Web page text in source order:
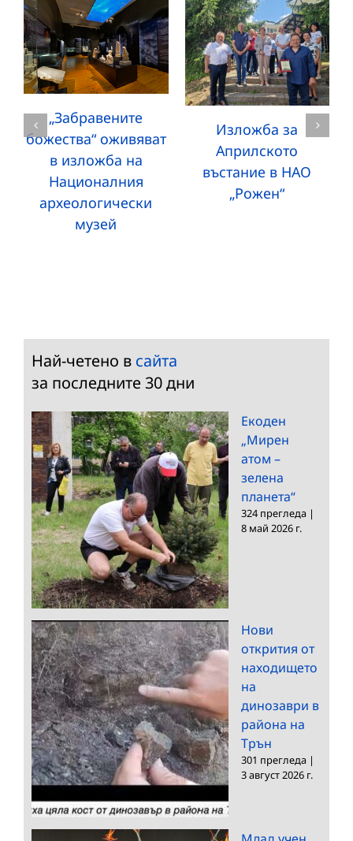
„Забравените
божества“ оживяват
в изложба на
Националния
археологически
музей
Изложба за
Априлското
въстание в НАО
„Рожен“
Най-четено в сайта
за последните 30 дни
Екоден
„Мирен
атом –
зелена
планета“
324 прегледа |
8 май 2026 г.
Нови
открития от
находището
на
динозаври в
района на
Трън
301 прегледа |
3 август 2026 г.